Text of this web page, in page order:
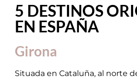
5 DESTINOS
EN ESPAÑA
Girona
Situada en Cataluña, al norte